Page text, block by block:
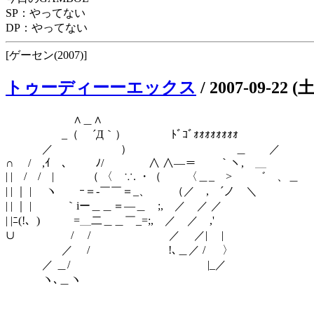
SP：やってない
DP：やってない
[ゲーセン(2007)]
トゥーディーーエックス / 2007-09-22 (
∧＿∧
_（ ´Д｀） ﾄﾞｺﾞｫｫｫｫｫｫｫｫ
／ ） ＿ ／
∩ / ,ｲ 、 ﾉ/ ∧ ∧―＝￣ ｀ヽ, ＿
| | / / | （ 〈 ∵. ・（ 〈＿_ > ゛ 、＿
| | ｜ | ヽ ｰ＝-￣￣＝_、 （／ , ´ノ ＼
| | ｜ | ｀iー＿＿＝―＿ ;, ／ ／ ／
| |ﾆ(!、) =＿二＿＿￣_=;, ／ ／ ,'
∪ / / ／ ／| |
／ / !､＿／ / 〉
／ ＿/ |_／
ヽ､＿ヽ